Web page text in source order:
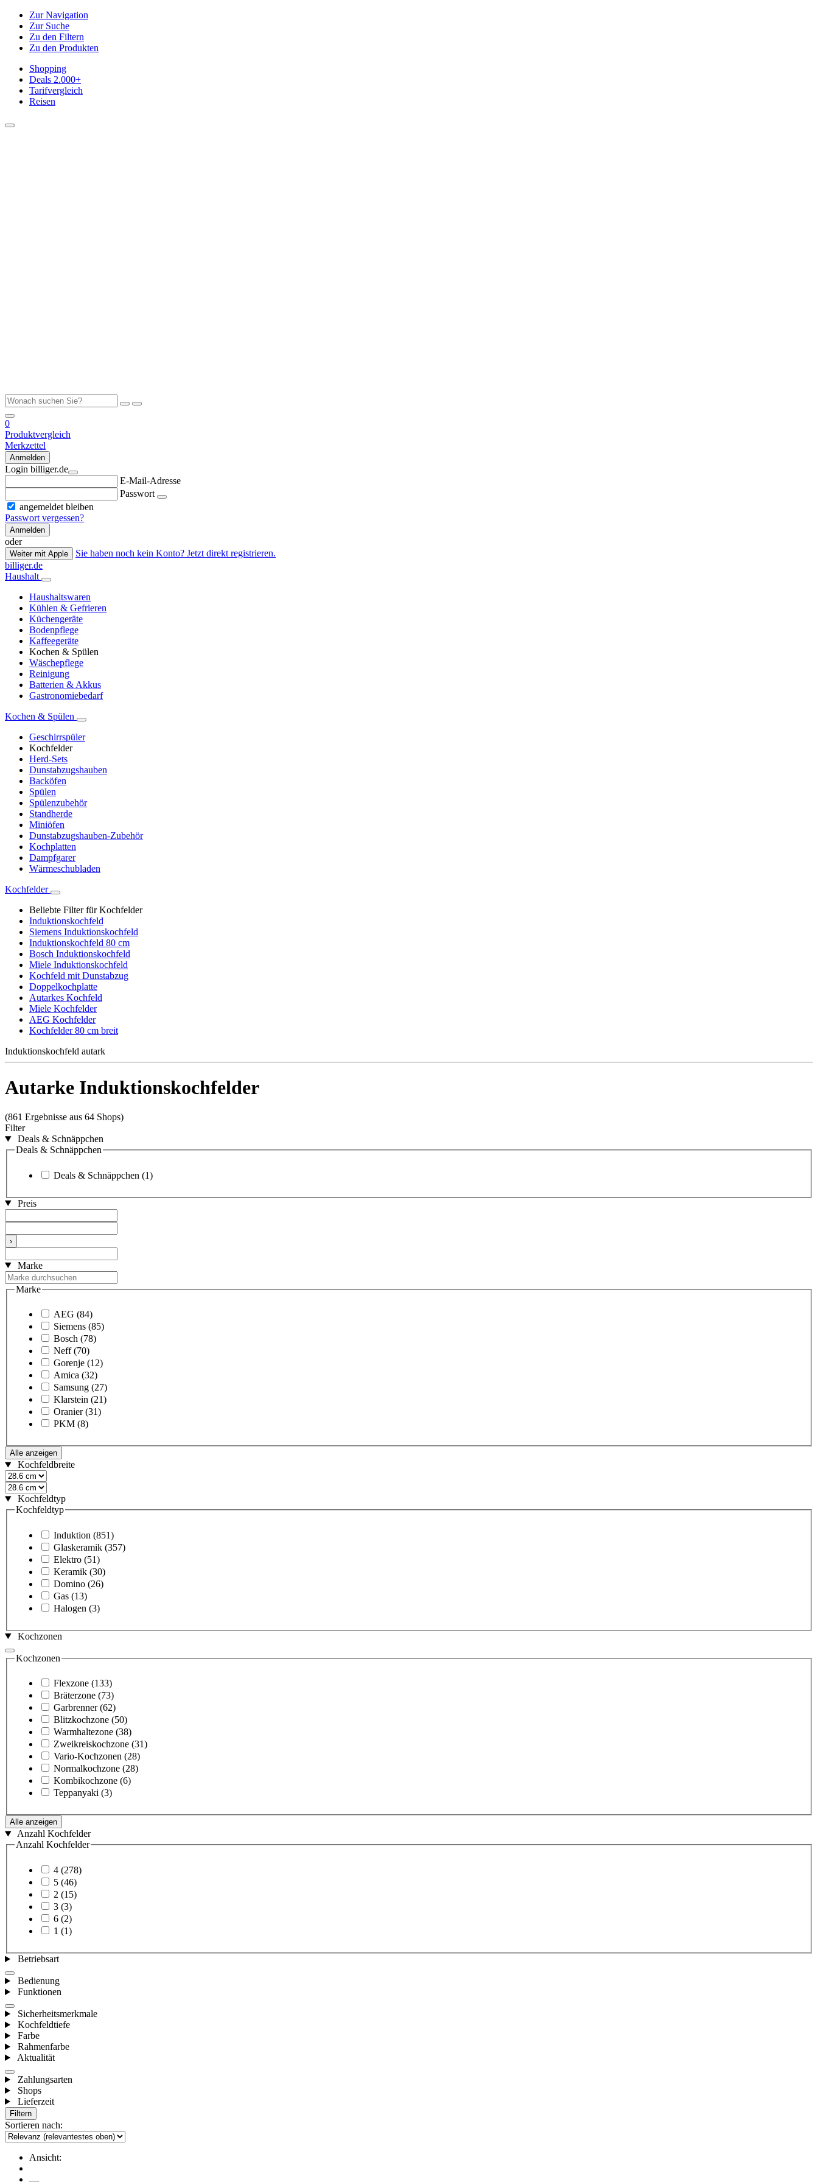
Zur Navigation
Zur Suche
Zu den Filtern
Zu den Produkten
Shopping
Deals 2.000+
Tarifvergleich
Reisen
0
Produktvergleich
Merkzettel
Anmelden
Login billiger.de
E-Mail-Adresse
Passwort
angemeldet bleiben
Passwort vergessen?
Anmelden
oder
Weiter mit Apple
Sie haben noch kein Konto? Jetzt direkt registrieren.
billiger.de
Haushalt
Haushaltswaren
Kühlen & Gefrieren
Küchengeräte
Bodenpflege
Kaffeegeräte
Kochen & Spülen
Wäschepflege
Reinigung
Batterien & Akkus
Gastronomiebedarf
Kochen & Spülen
Geschirrspüler
Kochfelder
Herd-Sets
Dunstabzugshauben
Backöfen
Spülen
Spülenzubehör
Standherde
Miniöfen
Dunstabzugshauben-Zubehör
Kochplatten
Dampfgarer
Wärmeschubladen
Kochfelder
Beliebte Filter für Kochfelder
Induktionskochfeld
Siemens Induktionskochfeld
Induktionskochfeld 80 cm
Bosch Induktionskochfeld
Miele Induktionskochfeld
Kochfeld mit Dunstabzug
Doppelkochplatte
Autarkes Kochfeld
Miele Kochfelder
AEG Kochfelder
Kochfelder 80 cm breit
Induktionskochfeld autark
Autarke Induktionskochfelder
(861 Ergebnisse aus 64 Shops)
Filter
Deals & Schnäppchen
Deals & Schnäppchen
Deals & Schnäppchen (1)
Preis
›
Marke
Marke
AEG (84)
Siemens (85)
Bosch (78)
Neff (70)
Gorenje (12)
Amica (32)
Samsung (27)
Klarstein (21)
Oranier (31)
PKM (8)
Alle anzeigen
Kochfeldbreite
Kochfeldtyp
Kochfeldtyp
Induktion (851)
Glaskeramik (357)
Elektro (51)
Keramik (30)
Domino (26)
Gas (13)
Halogen (3)
Kochzonen
Kochzonen
Flexzone (133)
Bräterzone (73)
Garbrenner (62)
Blitzkochzone (50)
Warmhaltezone (38)
Zweikreiskochzone (31)
Vario-Kochzonen (28)
Normalkochzone (28)
Kombikochzone (6)
Teppanyaki (3)
Alle anzeigen
Anzahl Kochfelder
Anzahl Kochfelder
4 (278)
5 (46)
2 (15)
3 (3)
6 (2)
1 (1)
Betriebsart
Bedienung
Funktionen
Sicherheitsmerkmale
Kochfeldtiefe
Farbe
Rahmenfarbe
Aktualität
Zahlungsarten
Shops
Lieferzeit
Filtern
Sortieren nach:
Ansicht: